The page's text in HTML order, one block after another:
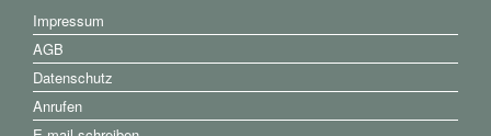
Impressum
AGB
Datenschutz
Anrufen